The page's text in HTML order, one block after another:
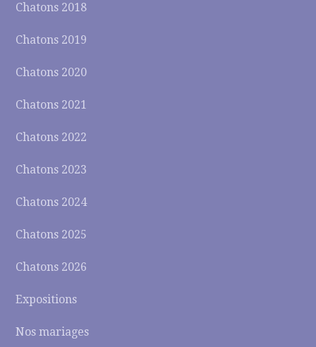
Chatons 2018
Chatons 2019
Chatons 2020
Chatons 2021
Chatons 2022
Chatons 2023
Chatons 2024
Chatons 2025
Chatons 2026
Expositions
Nos mariages